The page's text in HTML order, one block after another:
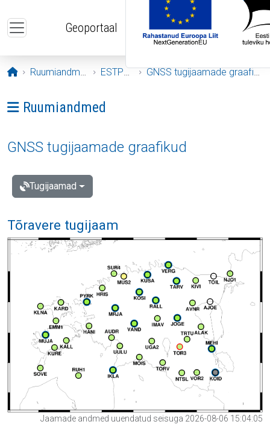
Geoportaal
Avaleht
Ruumiandmed ESTPOS GNSS tugijaamade graafikud
Ava menüü: Ruumiandmed
Ruumiandmed
GNSS tugijaamade graafikud
Tugijaamad
Tõravere tugijaam
Jaamade andmed uuendatud seisuga 2026-08-06 15:04:05